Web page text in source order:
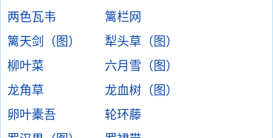
两色瓦韦
篱栏网
篱天剑（图）
犁头草（图）
柳叶菜
六月雪（图）
龙角草
龙血树（图）
卵叶橐吾
轮环藤